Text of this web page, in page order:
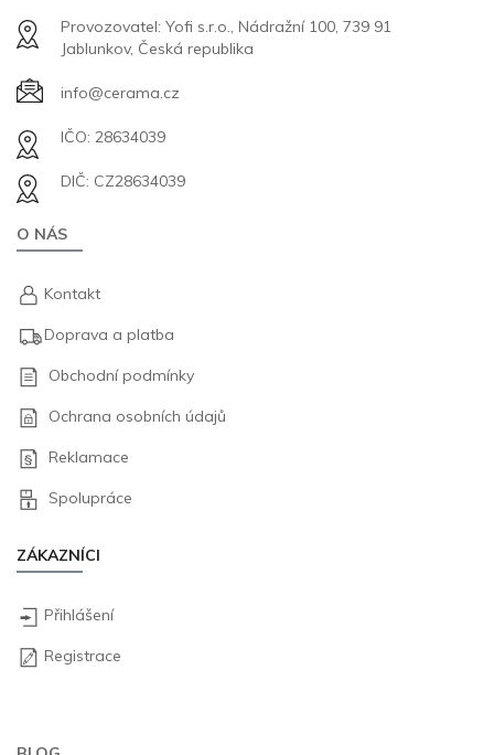
Provozovatel: Yofi s.r.o., Nádražní 100, 739 91
Jablunkov, Česká republika
info@cerama.cz
IČO: 28634039
DIČ: CZ28634039
O NÁS
Kontakt
Doprava a platba
Obchodní podmínky
Ochrana osobních údajů
Reklamace
Spolupráce
ZÁKAZNÍCI
Přihlášení
Registrace